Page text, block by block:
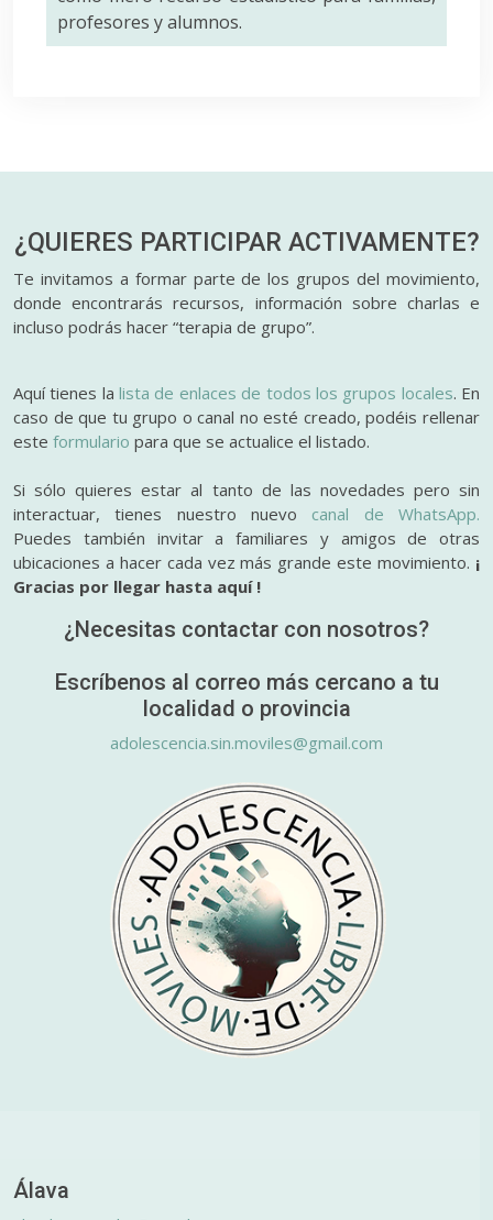
profesores y alumnos.
¿QUIERES PARTICIPAR ACTIVAMENTE?
Te invitamos a formar parte de los grupos del movimiento,
donde encontrarás recursos, información sobre charlas e
incluso podrás hacer “terapia de grupo”.
Aquí tienes lalista de enlaces de todos los grupos locales. En
caso de que tu grupo o canal no esté creado, podéis rellenar
este formulario para que se actualice el listado.
Si sólo quieres estar al tanto de las novedades pero sin
interactuar, tienes nuestro nuevo canal de WhatsApp.
Puedes también invitar a familiares y amigos de otras
ubicaciones a hacer cada vez más grande este movimiento. ¡
Gracias por llegar hasta aquí !
¿Necesitas contactar con nosotros?
Escríbenos al correo más cercano a tu
localidad o provincia
adolescencia.sin.moviles@gmail.com
Álava